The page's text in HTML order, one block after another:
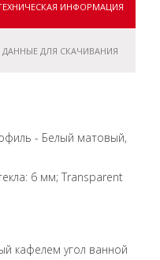
ИНФОРМАЦИЯ
ДАННЫЕ ДЛЯ СКАЧИВАНИЯ
- Белый матовый,
6 мм; Transparent
кафелем угол ванной